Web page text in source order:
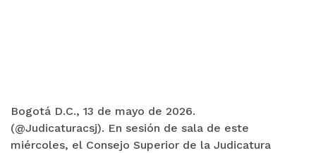
Bogotá D.C., 13 de mayo de 2026.
(@Judicaturacsj). En sesión de sala de este
miércoles, el Consejo Superior de la Judicatura